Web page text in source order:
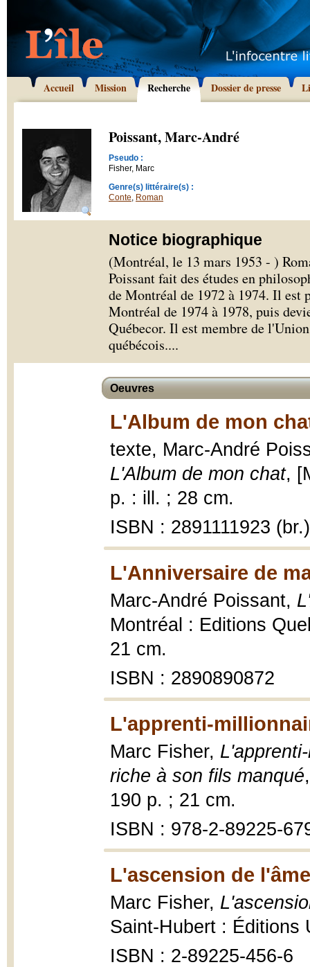
Accueil Mission Recherche Dossier de presse
Poissant, Marc-André
Pseudo :
Fisher, Marc
Genre(s) littéraire(s) :
Conte, Roman
Notice biographique
(Montréal, le 13 mars 1953 - )
Poissant fait des études en
de Montréal de 1972 à 1974. Il est
Montréal de 1974 à 1978, puis
Québecor. Il est membre de
québécois....
Oeuvres
L'Album de mon
texte, Marc-André
L'Album de mon chat,
p. : ill. ; 28 cm.
ISBN : 2891111923 (br.)
L'Anniversaire de
Marc-André Poissant,
Montréal : Editions
21 cm.
ISBN : 2890890872
L'apprenti-
Marc Fisher,
riche à son fils manqué
190 p. ; 21 cm.
ISBN : 978-2-89225-
L'ascension de
Marc Fisher,
Saint-Hubert : Éditions
ISBN : 2-89225-456-6